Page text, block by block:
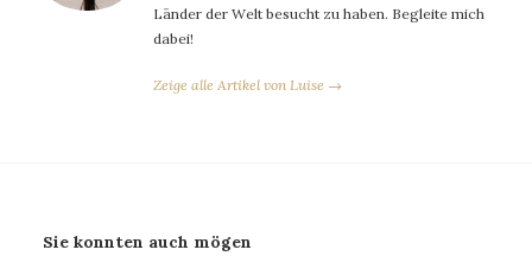
Länder der Welt besucht zu haben. Begleite mich
dabei!
Zeige alle Artikel von Luise →
Sie konnten auch mögen